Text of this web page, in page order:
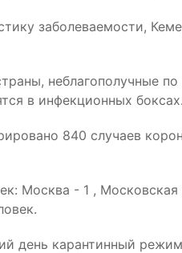
заболеваемости,
неблагополучные
в инфекционных боксах.
840 случаев
Москва - 1 ,
день карантинный